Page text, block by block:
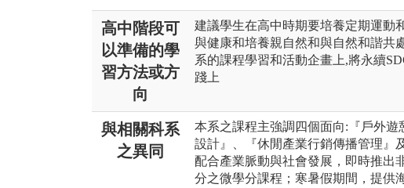
高中階段可
以準備的學
習方法或方
向
建議學生在高中時期要培養定期運動
與健康和培養親自然和與自然和諧共
系的課程學習和活動企畫上,將永續
踐上
與相關科系
之異同
本系之課程主強調四個面向:『戶外
設計』、『休閒產業行銷傳播管理』
配合產業脈動與社會發展，即時推出
分之微學分課程；寒暑假期間，提供